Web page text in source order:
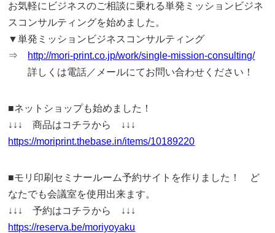
お気軽にビジネスのご相談に乗れる単発ミッションビジネ
スコンサルティングを始めました。
▼単発ミッションビジネスコンサルティング
⇒ http://mori-print.co.jp/work/single-mission-consulting/
詳しくは電話／メールにてお問い合わせください！
■ネットショップも始めました！
↓↓↓ 商品はコチラから ↓↓↓
https://moriprint.thebase.in/items/10189220
■モリ印刷セミナールーム予約サイトを作りました！ ど
なたでも会議室を使用出来ます。
↓↓↓ 予約はコチラから ↓↓↓
https://reserva.be/moriyoyaku